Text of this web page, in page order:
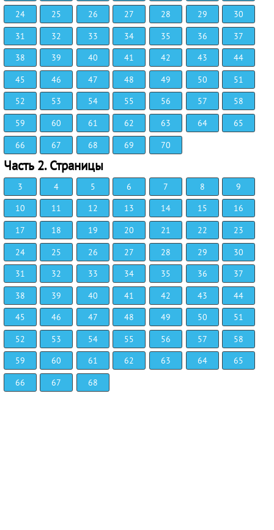
24
25 26 27 28 29
30
31
32 33 34 35 36
37
38
39 40 41 42 43
44
45
46 47 48 49 50
51
52
53 54 55 56 57
58
59
60 61 62 63 64
65
66
67 68 69 70
Часть 2. Страницы
3 4 5 6 7 8
9
10
11 12 13 14 15
16
17
18 19 20 21 22
23
24
25 26 27 28 29
30
31
32 33 34 35 36
37
38
39 40 41 42 43
44
45
46 47 48 49 50
51
52
53 54 55 56 57
58
59
60 61 62 63 64
65
66
67 68